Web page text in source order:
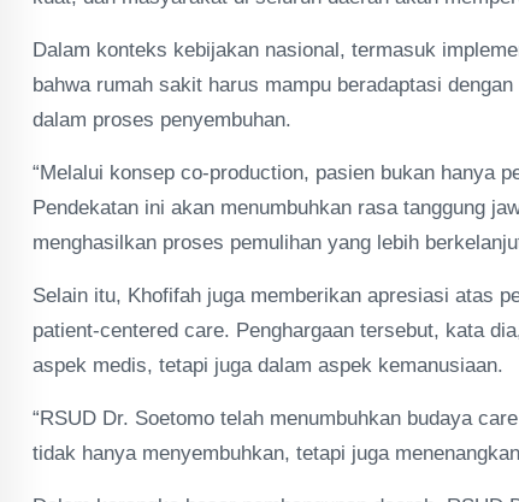
Dalam konteks kebijakan nasional, termasuk
bahwa rumah sakit harus mampu beradaptasi
dalam proses penyembuhan.
“Melalui konsep co-production, pasien bukan hanya
Pendekatan ini akan menumbuhkan rasa tanggung
menghasilkan proses pemulihan yang lebih
Selain itu, Khofifah juga memberikan apresiasi atas
patient-centered care. Penghargaan tersebut, kata
aspek medis, tetapi juga dalam aspek kemanusiaan.
“RSUD Dr. Soetomo telah menumbuhkan budaya
tidak hanya menyembuhkan, tetapi juga